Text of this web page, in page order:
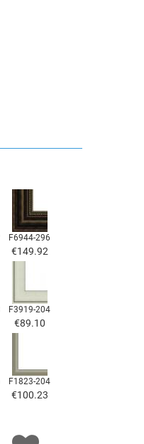
F6944-296
€149.92
F3919-204
€89.10
F1823-204
€100.23